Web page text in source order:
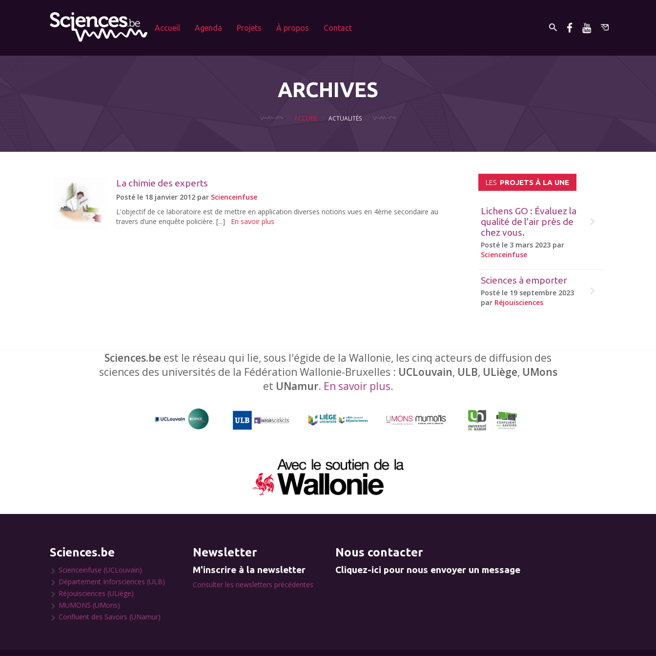
Accueil Agenda Projets À propos Contact
ARCHIVES
ACCUEIL ACTUALITÉS
La chimie des experts
Posté le 18 janvier 2012 par Scienceinfuse
L'objectif de ce laboratoire est de mettre en application diverses notions vues en 4ème secondaire au
travers d’une enquête policière. [...]
En savoir plus
LES PROJETS À LA UNE
Lichens GO : Évaluez la
qualité de l’air près de
chez vous.
Posté le 3 mars 2023 par
Scienceinfuse
Sciences à emporter
Posté le 19 septembre 2023
par Réjouisciences
Sciences.be est le réseau qui lie, sous l'égide de la Wallonie, les cinq acteurs de diffusion des
sciences des universités de la Fédération Wallonie-Bruxelles : UCLouvain, ULB, ULiège, UMons
et UNamur. En savoir plus.
Sciences.be
Scienceinfuse (UCLouvain)
Département Inforsciences (ULB)
Réjouisciences (ULiège)
MUMONS (UMons)
Confluent des Savoirs (UNamur)
Newsletter
M'inscrire à la newsletter
Consulter les newsletters précédentes
Nous contacter
Cliquez-ici pour nous envoyer un message